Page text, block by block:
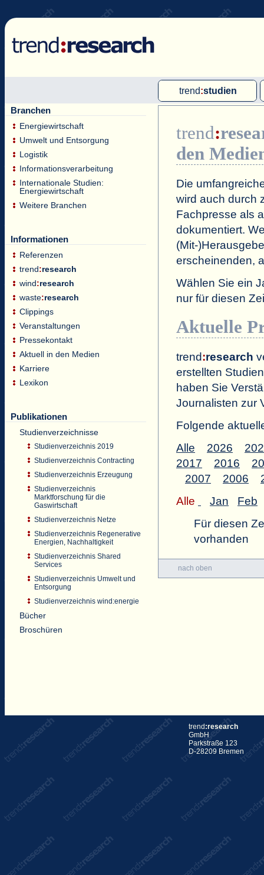
trend:studien
Single-Client-Studien
Internationale Markt Reports
Branchen
Energiewirtschaft
Umwelt und Entsorgung
Logistik
Informationsverarbeitung
Internationale Studien:
Energiewirtschaft
Weitere Branchen
Informationen
Referenzen
trend:research
wind:research
waste:research
Clippings
Veranstaltungen
Pressekontakt
Aktuell in den Medien
Karriere
Lexikon
Publikationen
Studienverzeichnisse
Studienverzeichnis 2019
Studienverzeichnis Contracting
Studienverzeichnis Erzeugung
Studienverzeichnis
Marktforschung für die
Gaswirtschaft
Studienverzeichnis Netze
Studienverzeichnis Regenerative
Energien, Nachhaltigkeit
Studienverzeichnis Shared
Services
Studienverzeichnis Umwelt und
Entsorgung
Studienverzeichnis wind:energie
Bücher
Broschüren
trend:
den
Die
wird auch durch
Fachpresse als
dokumentiert.
(Mit-
erscheinenden,
Wählen Sie ein
nur für diesen
Aktuelle
trend:research
erstellten
haben Sie
Journalisten zur
Folgende
Alle
2026
2017
2016
2007
2006
Alle
Jan
Feb
Für diesen
vorhanden
nach oben
trend :research
GmbH
Parkstraße 123
D-28209 Bremen